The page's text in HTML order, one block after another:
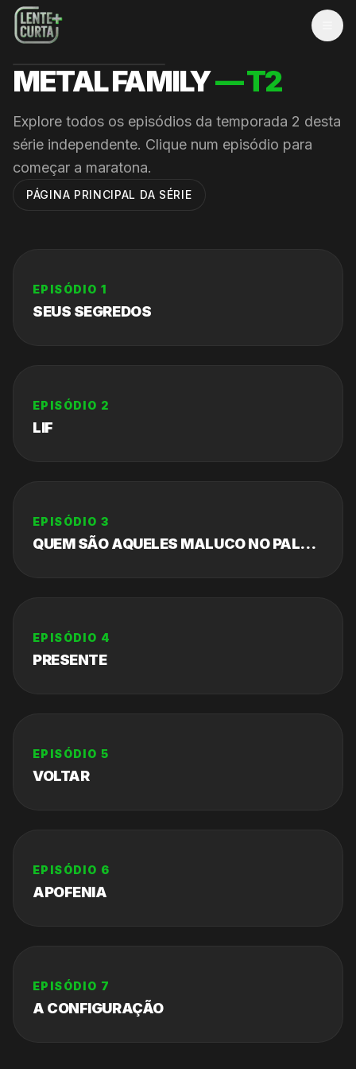
METAL FAMILY— T2
Explore todos os episódios da temporada 2 desta
série independente. Clique num episódio para
começar a maratona.
PÁGINA PRINCIPAL DA SÉRIE
EPISÓDIO 1
SEUS SEGREDOS
EPISÓDIO 2
LIF
EPISÓDIO 3
QUEM SÃO AQUELES MALUCO NO PALCO?
EPISÓDIO 4
PRESENTE
EPISÓDIO 5
VOLTAR
EPISÓDIO 6
APOFENIA
EPISÓDIO 7
A CONFIGURAÇÃO